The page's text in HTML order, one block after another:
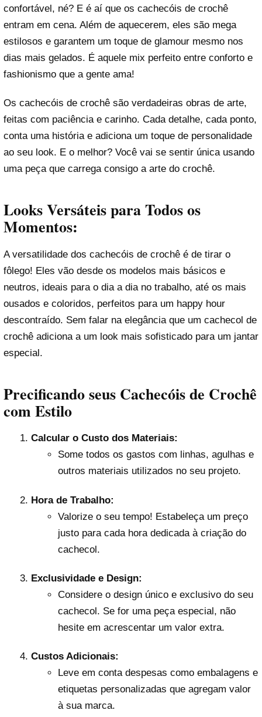
confortável, né? E é aí que os cachecóis de crochê
entram em cena. Além de aquecerem, eles são mega
estilosos e garantem um toque de glamour mesmo nos
dias mais gelados. É aquele mix perfeito entre conforto e
fashionismo que a gente ama!
Os cachecóis de crochê são verdadeiras obras de arte,
feitas com paciência e carinho. Cada detalhe, cada ponto,
conta uma história e adiciona um toque de personalidade
ao seu look. E o melhor? Você vai se sentir única usando
uma peça que carrega consigo a arte do crochê.
Looks Versáteis para Todos os
Momentos:
A versatilidade dos cachecóis de crochê é de tirar o
fôlego! Eles vão desde os modelos mais básicos e
neutros, ideais para o dia a dia no trabalho, até os mais
ousados e coloridos, perfeitos para um happy hour
descontraído. Sem falar na elegância que um cachecol de
crochê adiciona a um look mais sofisticado para um jantar
especial.
Precificando seus Cachecóis de Crochê
com Estilo
Calcular o Custo dos Materiais:
Some todos os gastos com linhas, agulhas e
outros materiais utilizados no seu projeto.
Hora de Trabalho:
Valorize o seu tempo! Estabeleça um preço
justo para cada hora dedicada à criação do
cachecol.
Exclusividade e Design:
Considere o design único e exclusivo do seu
cachecol. Se for uma peça especial, não
hesite em acrescentar um valor extra.
Custos Adicionais:
Leve em conta despesas como embalagens e
etiquetas personalizadas que agregam valor
à sua marca.